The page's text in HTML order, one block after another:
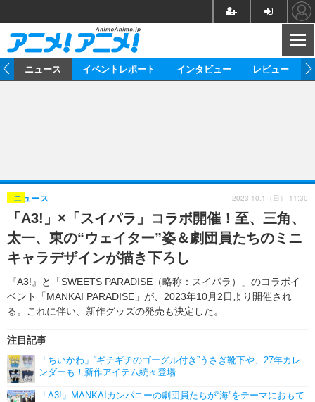
ゲーム グッズ
イベント 海外
海外イベント ビジネス
俳優・タレント アーティスト
ビジネス
アニメ 実写
書評 イベント
ゲーム 座談会
動画
アニメ
アニメ！アニメ！TV ABEMA Cafe
連載・コラム
ニュース イベントレポート インタビュー レビュー
「A3!」×「スイパラ」コラボ開催！至、三角、
太一、東の“ウェイター”姿＆劇団員たちのミニ
キャラデザインが描き下ろし
『A3!』と「SWEETS PARADISE（略称：スイパラ）」のコラボイ
ベント「MANKAI PARADISE」が、2023年10月2日より開催され
る。これに伴い、新作グッズの発売も決定した。
ニュース
注目記事
「ちいかわ」“ギチギチのゴーグル付き”うさぎ靴下や、27年カレ
ンダーも！新作アイテム続々登場
「A3!」MANKAIカンパニーの劇団員たちが“海”をテーマにおもて
2023.10.1（日） 11:30